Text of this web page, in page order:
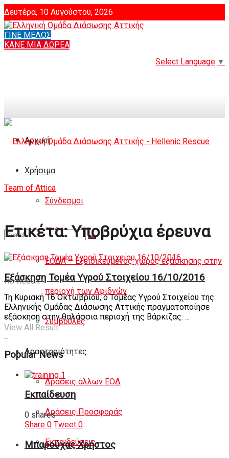
Δευτέρα, 10 Αυγούστου, 2026
Login
Select Language ▼
ΓΙΝΕ ΜΕΛΟΣ
ΚΑΝΕ ΜΙΑ ΔΩΡΕΑ
Αρχική
Χρήσιμα
Σύνδεσμοι
Άρθρα
ΕΟΔΑ – Εξειδικευμένος χώρος εξάσκησης στην
περιοχή των Αφιδνών
Συμβουλές
Δραστηριότητες
Δράσεις άλλων ΕΟΔ
Δράσεις Προσφοράς
Εκπαιδεύσεις
No Result
View All Result
Ετικέτα:Υποβρύχια έρευνα
Εξάσκηση Τομέα Υγρού Στοιχείου 16/10/2016
Τη Κυριακή 16 Οκτωβρίου, ο Τομέας Υγρού Στοιχείου της
Ελληνικής Ομάδας Διάσωσης Αττικής πραγματοποίησε
εξάσκηση στην θαλάσσια περιοχή της Βάρκιζας. ...
Popular News
Εκπαίδευση
0 shares
Share 0 Tweet 0
Μπαρούχας Χρήστος